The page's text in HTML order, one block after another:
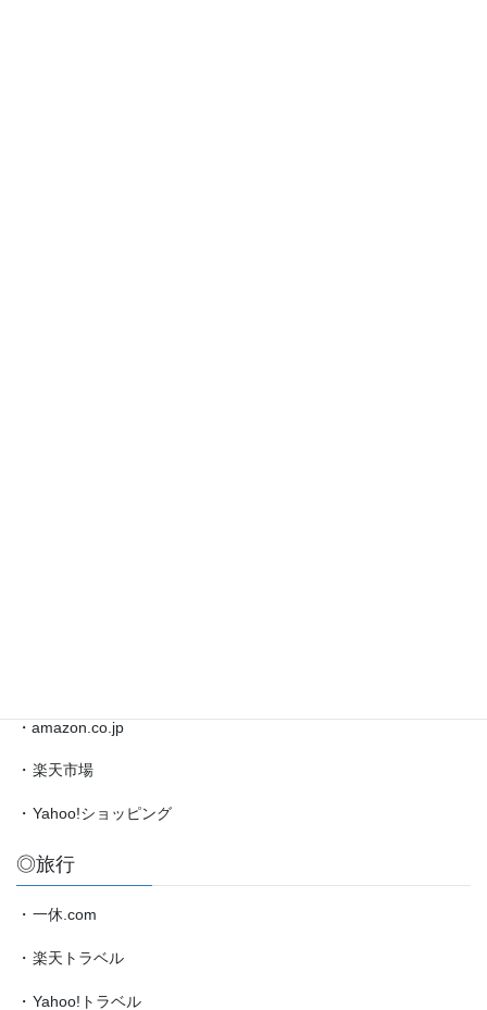
・amazon.co.jp
・ 楽天市場
・ Yahoo!ショッピング
◎旅行
・ 一休.com
・ 楽天トラベル
・ Yahoo!トラベル